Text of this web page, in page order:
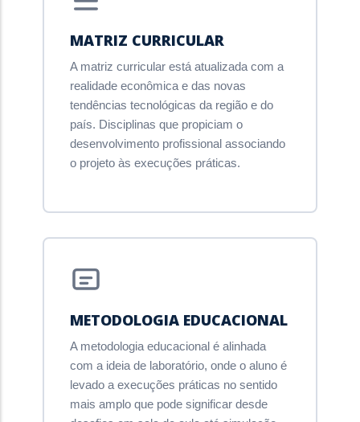
MATRIZ CURRICULAR
A matriz curricular está atualizada com a
realidade econômica e das novas
tendências tecnológicas da região e do
país. Disciplinas que propiciam o
desenvolvimento profissional associando
o projeto às execuções práticas.
METODOLOGIA EDUCACIONAL
A metodologia educacional é alinhada
com a ideia de laboratório, onde o aluno é
levado a execuções práticas no sentido
mais amplo que pode significar desde